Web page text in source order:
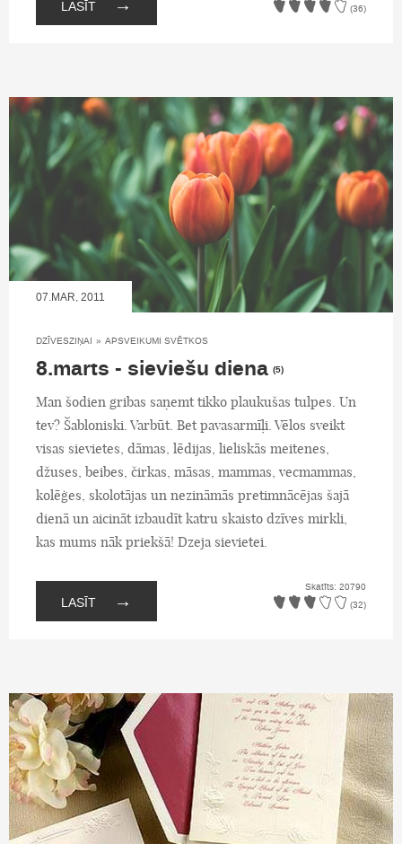
LASĪT
(36)
07.MAR, 2011
DZĪVESZIŅAI » APSVEIKUMI SVĒTKOS
8.marts - sieviešu diena (5)
Man šodien gribas saņemt tikko plaukušas tulpes. Un
tev? Šabloniski. Varbūt. Bet pavasarmīļi. Vēlos sveikt
visas sievietes, dāmas, lēdijas, lieliskās meitenes,
džuses, beibes, čirkas, māsas, mammas, vecmammas,
kolēģes, skolotājas un nezināmās pretimnācējas šajā
dienā un aicināt izbaudīt katru skaisto dzīves mirkli,
kas mums nāk priekšā! Dzeja sievietei.
LASĪT →
Skatīts: 20790
(32)